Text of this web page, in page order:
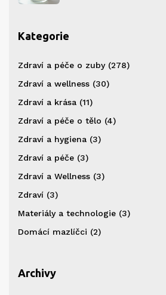
Kategorie
Zdraví a péče o zuby (278)
Zdraví a wellness (30)
Zdraví a krása (11)
Zdraví a péče o tělo (4)
Zdraví a hygiena (3)
Zdraví a péče (3)
Zdraví a Wellness (3)
Zdraví (3)
Materiály a technologie (3)
Domácí mazlíčci (2)
Archivy